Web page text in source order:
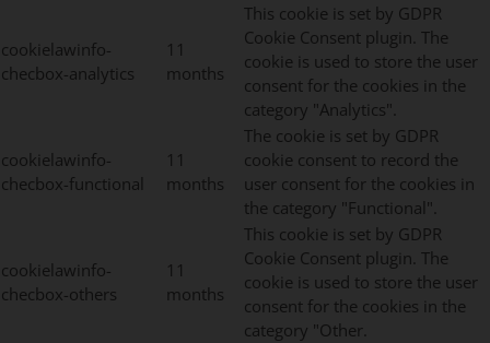
cookielawinfo-
checbox-analytics
11
months
This cookie is set by GDPR
Cookie Consent plugin. The
cookie is used to store the user
consent for the cookies in the
category "Analytics".
cookielawinfo-
checbox-functional
11
months
The cookie is set by GDPR
cookie consent to record the
user consent for the cookies in
the category "Functional".
cookielawinfo-
checbox-others
11
months
This cookie is set by GDPR
Cookie Consent plugin. The
cookie is used to store the user
consent for the cookies in the
category "Other.